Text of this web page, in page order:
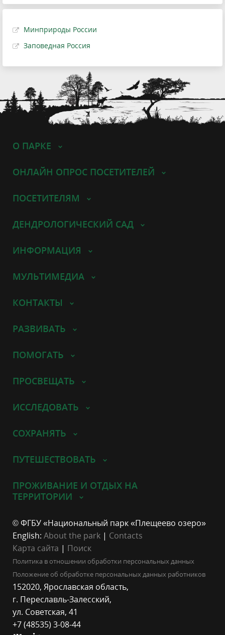
Минприроды России
Заповедная Россия
О ПАРКЕ
ОНЛАЙН ОПРОС ПОСЕТИТЕЛЕЙ
ПОСЕТИТЕЛЯМ
ДЕНДРОЛОГИЧЕСКИЙ САД
ИНФОРМАЦИЯ
МУЛЬТИМЕДИА
КОНТАКТЫ
РАЗВИВАТЬ
ПОМОГАТЬ
ПРОСВЕЩАТЬ
ИССЛЕДОВАТЬ
СОХРАНЯТЬ
ПУТЕШЕСТВОВАТЬ
ПРОЖИВАНИЕ И ОТДЫХ НА
ТЕРРИТОРИИ
© ФГБУ «Национальный парк «Плещеево озеро»
English: About the park | Contacts
Карта сайта | Поиск
Политика в отношении обработки персональных данных
Положение об обработке персональных данных работников
152020, Ярославская область,
г. Переславль-Залесский,
ул. Советская, 41
+7 (48535) 3-08-44